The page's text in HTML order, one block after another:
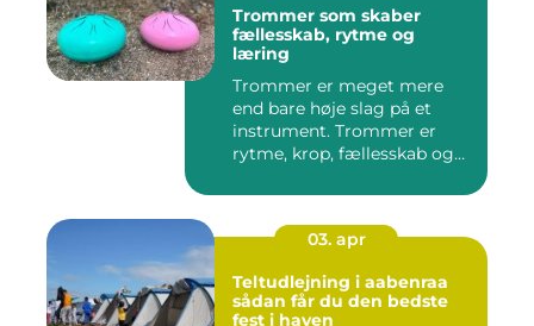
Trommer som skaber
fællesskab, rytme og
læring
Trommer er meget mere
end bare høje slag på et
instrument. Trommer er
rytme, krop, fællesskab og
03. apr
Teltudlejning i aabenraa
sådan får du den bedste
fest i haven